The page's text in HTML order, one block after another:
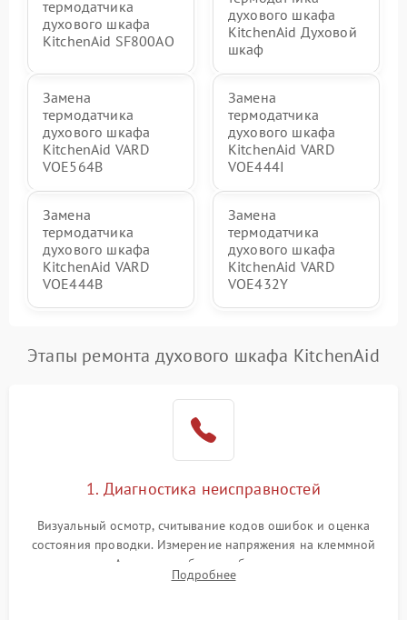
термодатчика
духового шкафа
KitchenAid SF800AO
духового шкафа
KitchenAid Духовой
шкаф
Замена
термодатчика
духового шкафа
KitchenAid VARD
VOE564B
Замена
термодатчика
духового шкафа
KitchenAid VARD
VOE444I
Замена
термодатчика
духового шкафа
KitchenAid VARD
VOE444B
Замена
термодатчика
духового шкафа
KitchenAid VARD
VOE432Y
Этапы ремонта духового шкафа KitchenAid
1. Диагностика неисправностей
Визуальный осмотр, считывание кодов ошибок и оценка
состояния проводки. Измерение напряжения на клеммной
колодке. Анализ жалоб на проблемы с нагревом,
конвекцией, панелью управления или блокировкой дверцы.
Подробнее